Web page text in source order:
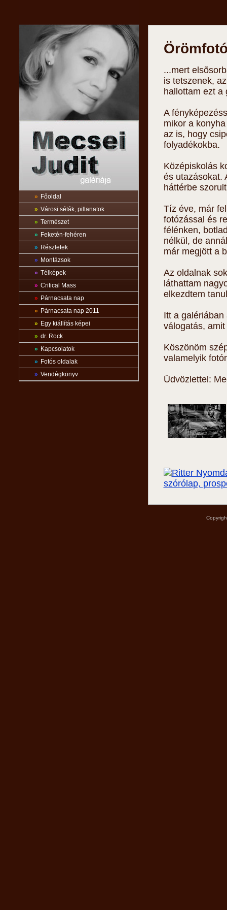
» Főoldal
» Városi séták, pillanatok
» Természet
» Feketén-fehéren
» Részletek
» Montázsok
» Télképek
» Critical Mass
» Párnacsata nap
» Párnacsata nap 2011
» Egy kiállítás képei
» dr. Rock
» Kapcsolatok
» Fotós oldalak
» Vendégkönyv
...mert
is tetszenek,
hallottam ezt a
A
mikor a
az is, hogy
folyadékokba.
Középiskolás
és utazásokat.
háttérbe
Tíz éve, már
fotózással és
félénken,
nélkül, de
már megjött a
Az oldalnak
láthattam
elkezdtem
Itt a
válogatás,
Köszönöm
valamelyik
Üdvözlettel: